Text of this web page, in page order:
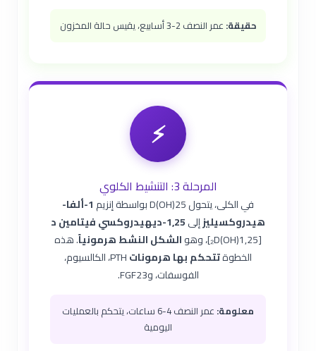
حقيقة: عمر النصف 2-3 أسابيع، يقيس حالة المخزون
⚡
المرحلة 3: التنشيط الكلوي
في الكلى، يتحول 25(OH)D بواسطة إنزيم
1-ألفا-
هيدروكسيليزإلى1,25-ديهيدروكسي فيتامين د
[1,25(OH)₂D]، وهو
الشكل النشط هرمونياً. هذه
الخطوةتتحكم بها هرمونات
PTH، الكالسيوم،
الفوسفات، وFGF23.
معلومة:
عمر النصف 4-6 ساعات، يتحكم بالعمليات
اليومية